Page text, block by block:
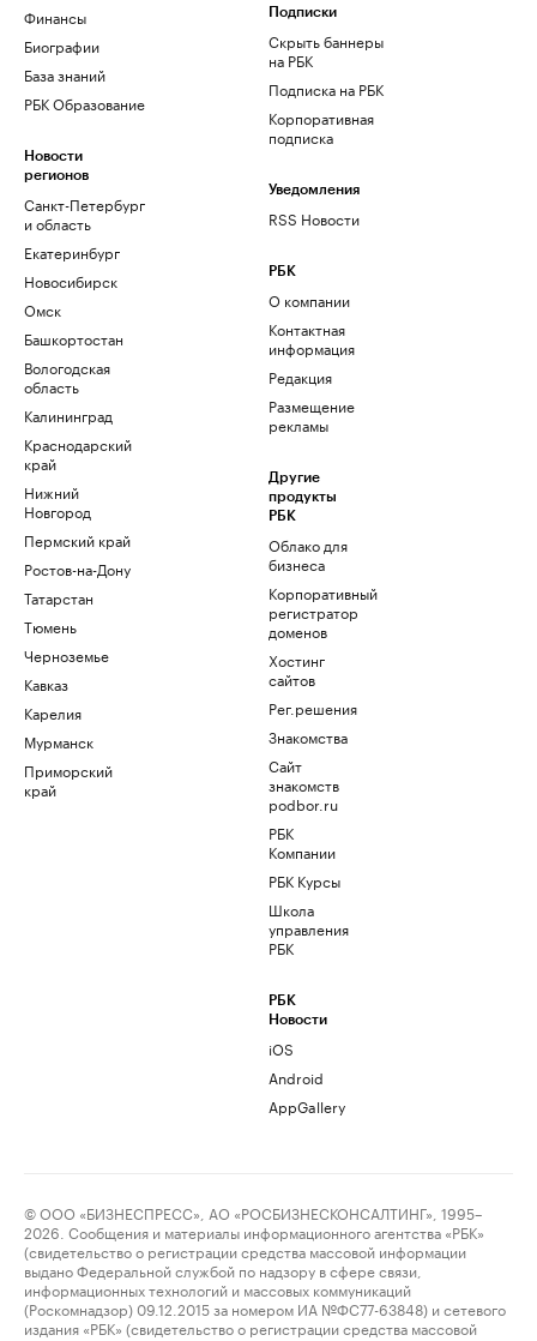
Финансы
Биографии
База знаний
РБК Образование
Новости
регионов
Санкт-Петербург
и область
Екатеринбург
Новосибирск
Омск
Башкортостан
Вологодская
область
Калининград
Краснодарский
край
Нижний
Новгород
Пермский край
Ростов-на-Дону
Татарстан
Тюмень
Черноземье
Кавказ
Карелия
Мурманск
Приморский
край
Подписки
Скрыть баннеры
на РБК
Подписка на РБК
Корпоративная
подписка
Уведомления
RSS Новости
РБК
О компании
Контактная
информация
Редакция
Размещение
рекламы
Другие
продукты
РБК
Облако для
бизнеса
Корпоративный
регистратор
доменов
Хостинг
сайтов
Рег.решения
Знакомства
Сайт
знакомств
podbor.ru
РБК
Компании
РБК Курсы
Школа
управления
РБК
РБК
Новости
iOS
Android
AppGallery
© ООО «БИЗНЕСПРЕСС», АО «РОСБИЗНЕСКОНСАЛТИНГ», 1995–
2026. Сообщения и материалы информационного агентства «РБК»
(свидетельство о регистрации средства массовой информации
выдано Федеральной службой по надзору в сфере связи,
информационных технологий и массовых коммуникаций
(Роскомнадзор) 09.12.2015 за номером ИА №ФС77-63848) и сетевого
издания «РБК» (свидетельство о регистрации средства массовой